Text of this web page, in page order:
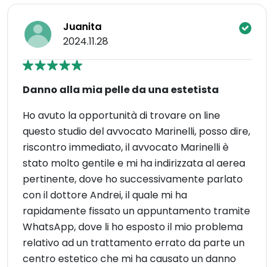
Juanita
2024.11.28
Danno alla mia pelle da una estetista
Ho avuto la opportunità di trovare on line
questo studio del avvocato Marinelli, posso dire,
riscontro immediato, il avvocato Marinelli è
stato molto gentile e mi ha indirizzata al aerea
pertinente, dove ho successivamente parlato
con il dottore Andrei, il quale mi ha
rapidamente fissato un appuntamento tramite
WhatsApp, dove li ho esposto il mio problema
relativo ad un trattamento errato da parte un
centro estetico che mi ha causato un danno